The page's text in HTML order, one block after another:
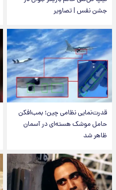
جشن نفس | تصاویر
قدرت‌نمایی نظامی چین؛ بمب‌افکن
حامل موشک هسته‌ای در آسمان
ظاهر شد